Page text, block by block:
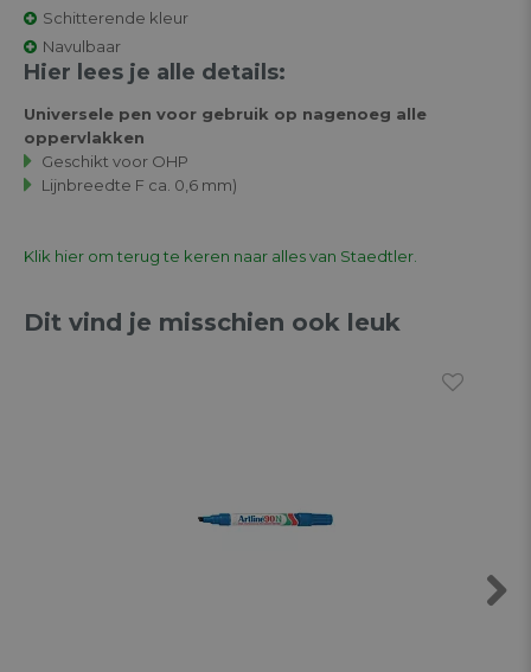
Schitterende kleur
Navulbaar
Hier lees je alle details:
Universele pen voor gebruik op nagenoeg alle
oppervlakken
Geschikt voor OHP
Lijnbreedte F ca. 0,6 mm)
Klik hier om terug te keren naar alles van Staedtler.
Dit vind je misschien ook leuk